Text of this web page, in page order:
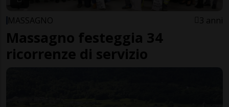
MASSAGNO 3 anni
Massagno festeggia 34
ricorrenze di servizio